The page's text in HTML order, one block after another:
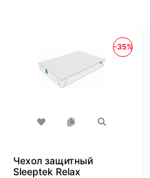
-35%
Чехол защитный
Sleeptek Relax